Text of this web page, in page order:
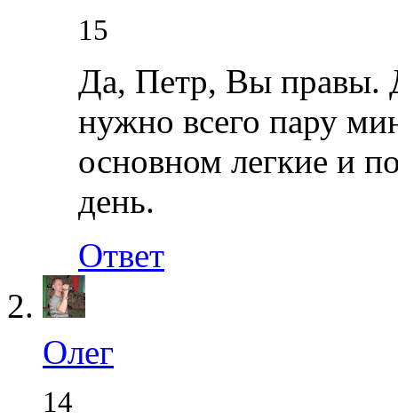
15
Да, Петр, Вы правы.
нужно всего пару
основном легкие и
день.
Ответ
Олег
14